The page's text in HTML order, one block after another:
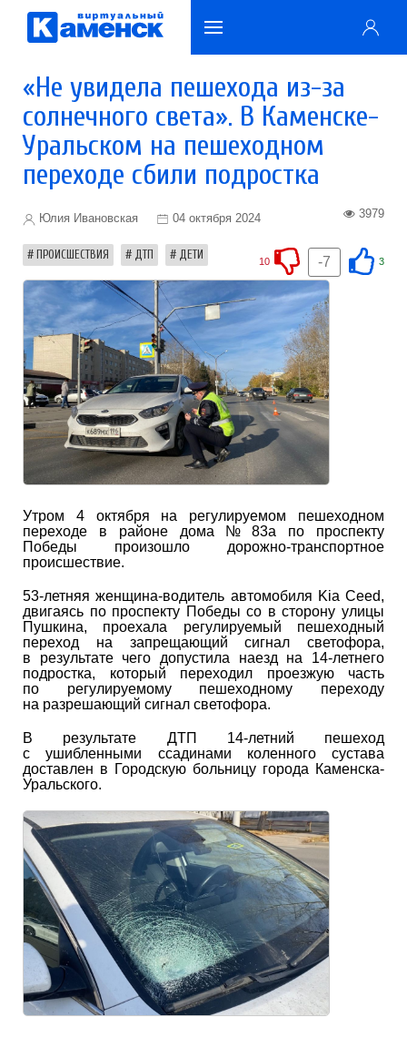
«Не увидела пешехода из-за
солнечного света». В Каменске-
Уральском на пешеходном
переходе сбили подростка
Юлия Ивановская 04 октября 2024 3979
ПРОИСШЕСТВИЯ ДТП ДЕТИ 3
-7
10
Утром 4 октября на регулируемом пешеходном
переходе в районе дома № 83а по проспекту
Победы произошло дорожно-транспортное
происшествие.
53-летняя женщина-водитель автомобиля Kia Ceed,
двигаясь по проспекту Победы со в сторону улицы
Пушкина, проехала регулируемый пешеходный
переход на запрещающий сигнал светофора,
в результате чего допустила наезд на 14-летнего
подростка, который переходил проезжую часть
по регулируемому пешеходному переходу
на разрешающий сигнал светофора.
В результате ДТП 14-летний пешеход
с ушибленными ссадинами коленного сустава
доставлен в Городскую больницу города Каменска-
Уральского.